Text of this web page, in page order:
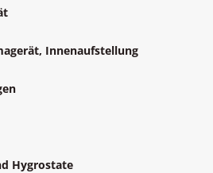
Innenaufstellung
Hygrostate